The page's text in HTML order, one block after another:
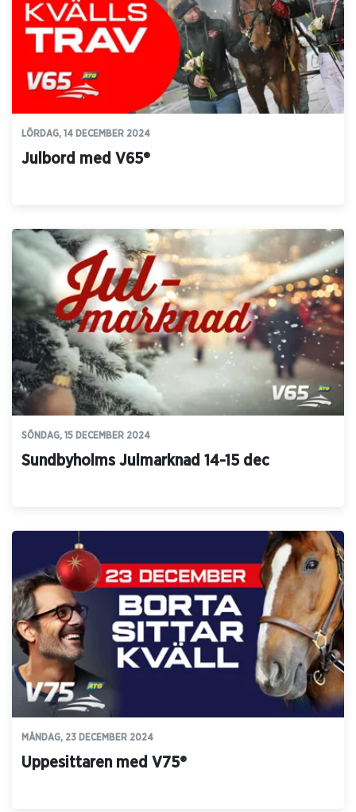
LÖRDAG, 14 DECEMBER 2024
Julbord med V65®
SÖNDAG, 15 DECEMBER 2024
Sundbyholms Julmarknad 14-15 dec
MÅNDAG, 23 DECEMBER 2024
Uppesittaren med V75®